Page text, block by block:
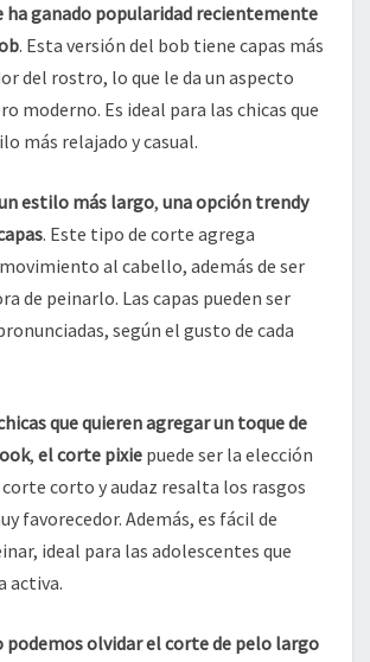
ha ganado popularidad recientemente
. Esta versión del bob tiene capas más
del rostro, lo que le da un aspecto
moderno. Es ideal para las chicas que
más relajado y casual.
estilo más largo, una opción trendy
. Este tipo de corte agrega
al cabello, además de ser
de peinarlo. Las capas pueden ser
según el gusto de cada
que quieren agregar un toque de
, el corte pixie puede ser la elección
corto y audaz resalta los rasgos
favorecedor. Además, es fácil de
ideal para las adolescentes que
activa.
olvidar el corte de pelo largo